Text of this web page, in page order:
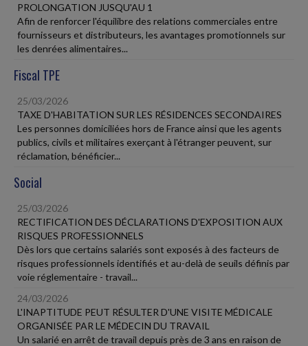
PROLONGATION JUSQU'AU 1
Afin de renforcer l'équilibre des relations commerciales entre
fournisseurs et distributeurs, les avantages promotionnels sur
les denrées alimentaires...
Fiscal TPE
25/03/2026
TAXE D'HABITATION SUR LES RÉSIDENCES SECONDAIRES
Les personnes domiciliées hors de France ainsi que les agents
publics, civils et militaires exerçant à l'étranger peuvent, sur
réclamation, bénéficier...
Social
25/03/2026
RECTIFICATION DES DÉCLARATIONS D'EXPOSITION AUX
RISQUES PROFESSIONNELS
Dès lors que certains salariés sont exposés à des facteurs de
risques professionnels identifiés et au-delà de seuils définis par
voie réglementaire - travail...
24/03/2026
L'INAPTITUDE PEUT RÉSULTER D'UNE VISITE MÉDICALE
ORGANISÉE PAR LE MÉDECIN DU TRAVAIL
Un salarié en arrêt de travail depuis près de 3 ans en raison de